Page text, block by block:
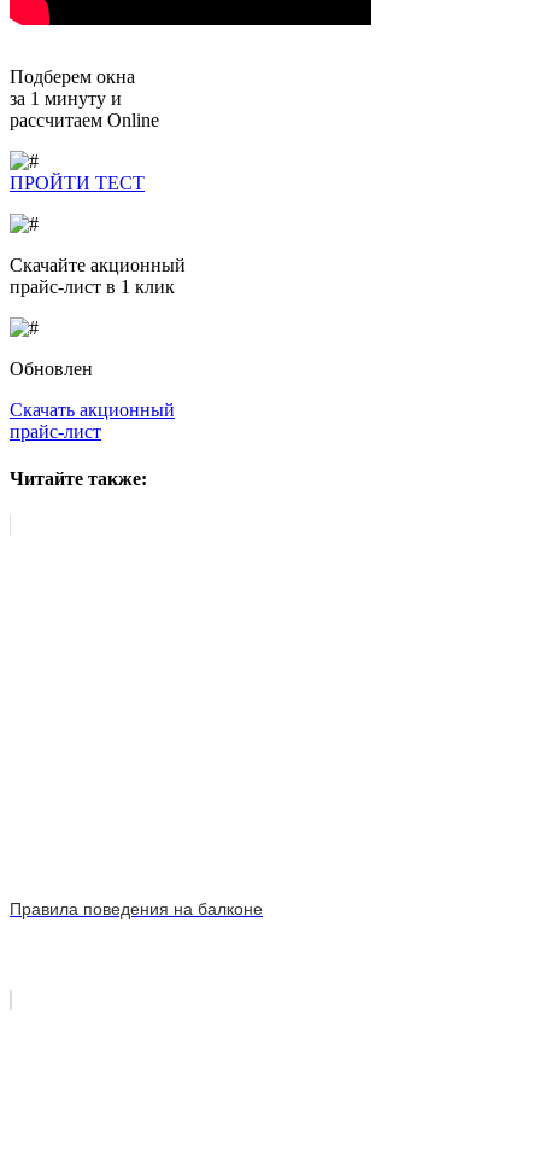
Подберем окна
за 1 минуту и
рассчитаем Online
ПРОЙТИ ТЕСТ
Скачайте акционный
прайс-лист в 1 клик
Обновлен
Скачать акционный
прайс-лист
Читайте также:
Правила поведения на балконе